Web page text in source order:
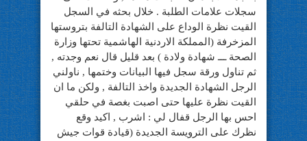
سجلات علامات الطلبة . خلال بحثه في السجل
القيت نظرة الوداع على الشهادة التالفة بتروستها
المزخرفة (المملكة الاردنية الهاشمية تحتها وزارة
الصحة ـــ شهادة ولادة ) بعد قليل قال نعم وجدته ,
ثم تناول ورقة سجل فيها البيانات وختمها , ناولني
الرجل الشهادة الجديدة واخذ التالفة , ولكن ما ان
القيت نظرة عليها حتى اصبت بغصة في حلقي
احس بها الرجل قفال لي : اشرب , اكيد وقع
نظرك على الترويسة الجديدة (قيادة قوات جيش